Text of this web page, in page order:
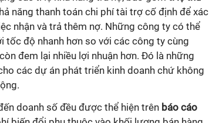
năng thanh toán chi phí tài trợ cố định để xác
nhận và trả thêm nợ. Những công ty có thể
tốc độ nhanh hơn so với các công ty cùng
đem lại nhiều lợi nhuận hơn. Đó là những
các dự án phát triển kinh doanh chứ không
doanh số đều được thể hiện trên báo cáo